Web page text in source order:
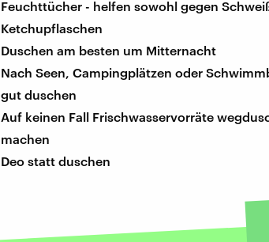
Feuchttücher - helfen sowohl gegen
Ketchupflaschen
Duschen am besten um Mitternacht
Nach Seen, Campingplätzen oder
gut duschen
Auf keinen Fall Frischwasservorräte
machen
Deo statt duschen